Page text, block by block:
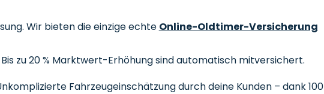
Wir bieten die einzige echte Online-Oldtimer-Versicherung
zu 20 % Marktwert-Erhöhung sind automatisch mitversichert.
Fahrzeugeinschätzung durch deine Kunden – dank 100